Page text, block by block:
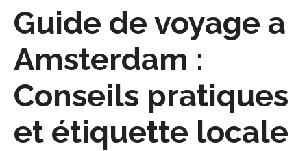
Guide de voyage a
Amsterdam :
Conseils pratiques
et étiquette locale